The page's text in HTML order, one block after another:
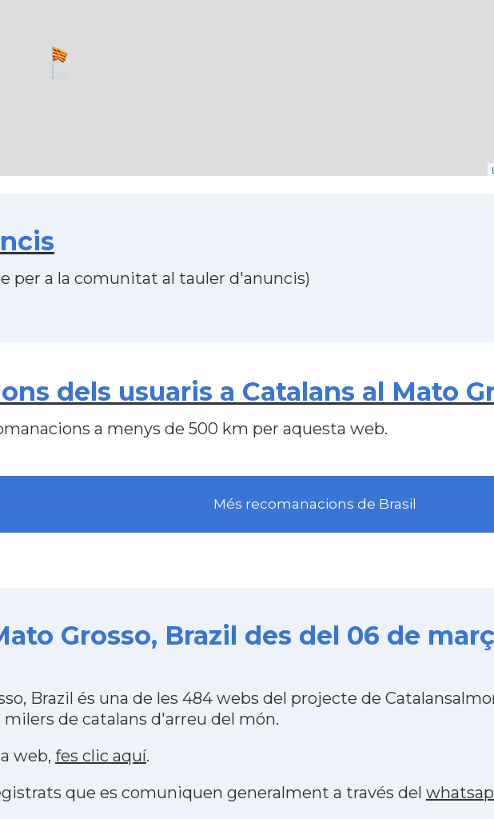
per a la comunitat al tauler d'anuncis)
dels usuaris a Catalans al Mato
a menys de 500 km per aquesta web.
Més recomanacions de Brasil
Grosso, Brazil des del 06 de
Brazil és una de les 484 webs del projecte de
de catalans d'arreu del món.
web, fes clic aquí.
que es comuniquen generalment a través del